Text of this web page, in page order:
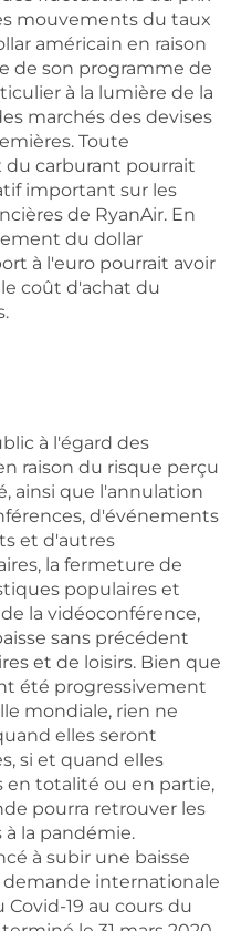
mouvements du taux
américain en raison
de son programme de
à la lumière de la
marchés des devises
Toute
carburant pourrait
important sur les
de RyanAir. En
du dollar
à l'euro pourrait avoir
coût d'achat du
à l'égard des
raison du risque perçu
ainsi que l'annulation
d'événements
et d'autres
la fermeture de
populaires et
la vidéoconférence,
sans précédent
et de loisirs. Bien que
été progressivement
mondiale, rien ne
elles seront
si et quand elles
en totalité ou en partie,
pourra retrouver les
la pandémie.
à subir une baisse
internationale
19 au cours du